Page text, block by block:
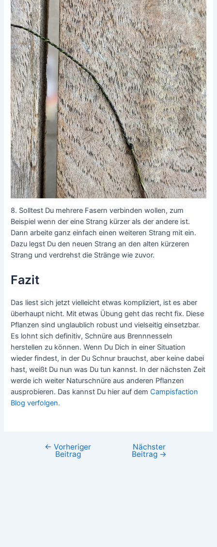
8. Solltest Du mehrere Fasern verbinden wollen, zum
Beispiel wenn der eine Strang kürzer als der andere ist.
Dann arbeite ganz einfach einen weiteren Strang mit ein.
Dazu legst Du den neuen Strang an den alten kürzeren
Strang und verdrehst die Stränge wie zuvor.
Fazit
Das liest sich jetzt vielleicht etwas kompliziert, ist es aber
überhaupt nicht. Mit etwas Übung geht das recht fix. Diese
Pflanzen sind unglaublich robust und vielseitig einsetzbar.
Es lohnt sich definitiv, Schnüre aus Brennnesseln
herstellen zu können. Wenn Du Dich in einer Situation
wieder findest, in der Du Schnur brauchst, aber keine dabei
hast, weißt Du nun was Du tun kannst. In der nächsten Zeit
werde ich weiter Naturschnüre aus anderen Pflanzen
ausprobieren. Das kannst Du hier auf demCampisfaction
Blog verfolgen.
← Vorheriger
Beitrag
Nächster
Beitrag →